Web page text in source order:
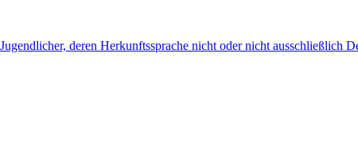
deren Herkunftssprache nicht oder nicht ausschließlich